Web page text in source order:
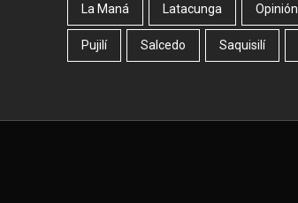
La Maná Latacunga Opinión
Pujilí Salcedo Saquisilí